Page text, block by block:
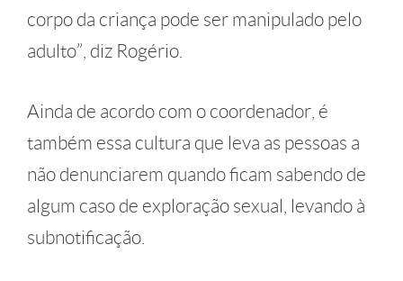
corpo da criança pode ser manipulado pelo
adulto”, diz Rogério.
Ainda de acordo com o coordenador, é
também essa cultura que leva as pessoas a
não denunciarem quando ficam sabendo de
algum caso de exploração sexual, levando à
subnotificação.